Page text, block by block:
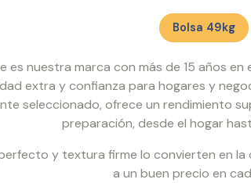
Bolsa 49kg
es nuestra marca con más de 15 años
extra y confianza para hogares y
seleccionado, ofrece un rendimiento
preparación, desde el hogar
y textura firme lo convierten en
a un buen precio en